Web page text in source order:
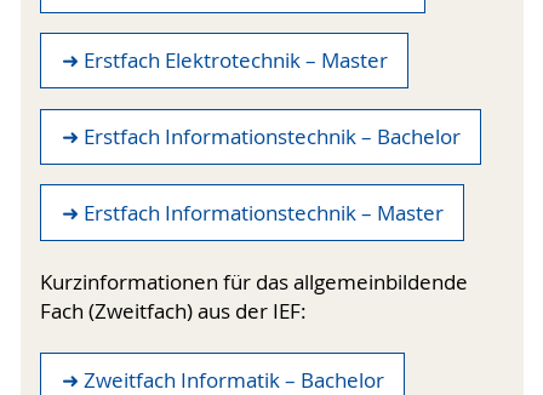
➜ Erstfach Elektrotechnik – Master
➜ Erstfach Informationstechnik – Bachelor
➜ Erstfach Informationstechnik – Master
Kurzinformationen für das allgemeinbildende
Fach (Zweitfach) aus der IEF:
➜ Zweitfach Informatik – Bachelor